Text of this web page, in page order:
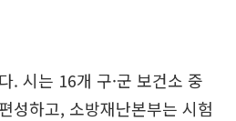
. 시는 16개 구·군 보건소 중
성하고, 소방재난본부는 시험